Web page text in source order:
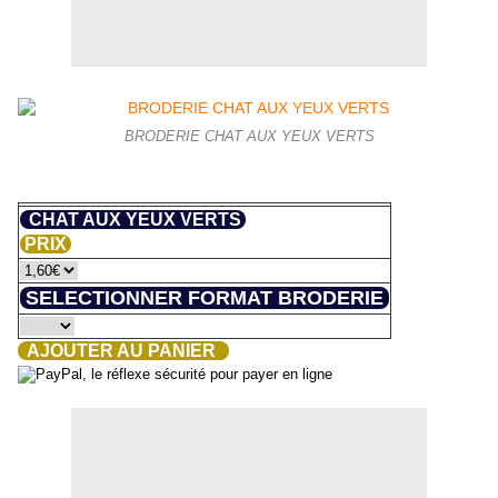
BRODERIE CHAT AUX YEUX VERTS
CHAT AUX YEUX VERTS
PRIX
SELECTIONNER FORMAT BRODERIE
AJOUTER AU PANIER